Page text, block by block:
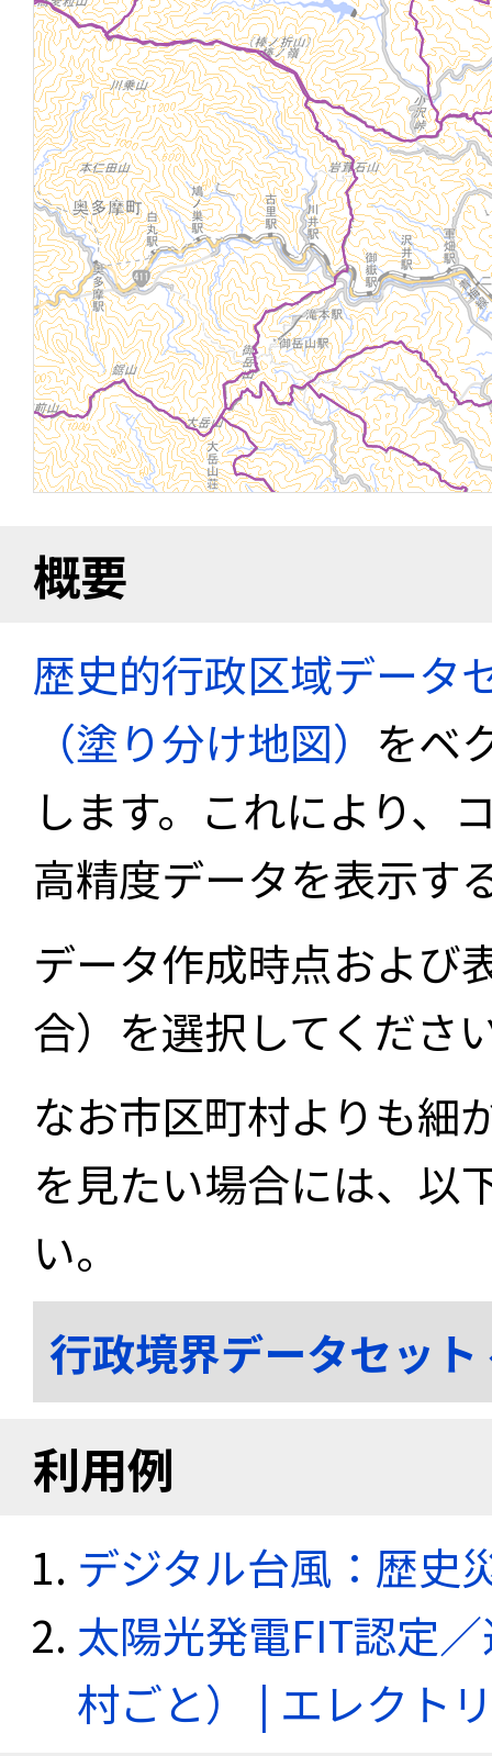
概要
歴史的行政区域データ
（塗り分け地図） をベ
します。これにより、
高精度データを表示す
データ作成時点および
合）を選択してくださ
なお市区町村よりも細
を見たい場合には、以
い。
行政境界データセッ
利用例
デジタル台風：歴史
太陽光発電FIT認定
村ごと） | エレクト